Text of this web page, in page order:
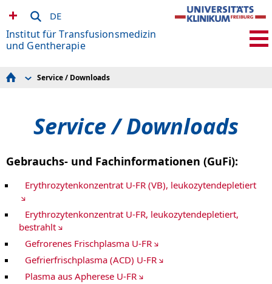
DE
Institut für Transfusionsmedizin
und Gentherapie
Blutspende
Immungenetik / Transplantationsimmunologie
Quality Unit
Lehre
Stellen
ITG im Detail
Notfall
Gentherapie-Vorträge
Service / Downloads
Service / Downloads
Service / Downloads
Gebrauchs- und Fachinformationen (GuFi):
Erythrozytenkonzentrat U-FR (VB), leukozytendepletiert
Erythrozytenkonzentrat U-FR, leukozytendepletiert,
bestrahlt
Gefrorenes Frischplasma U-FR
Gefrierfrischplasma (ACD) U-FR
Plasma aus Apherese U-FR